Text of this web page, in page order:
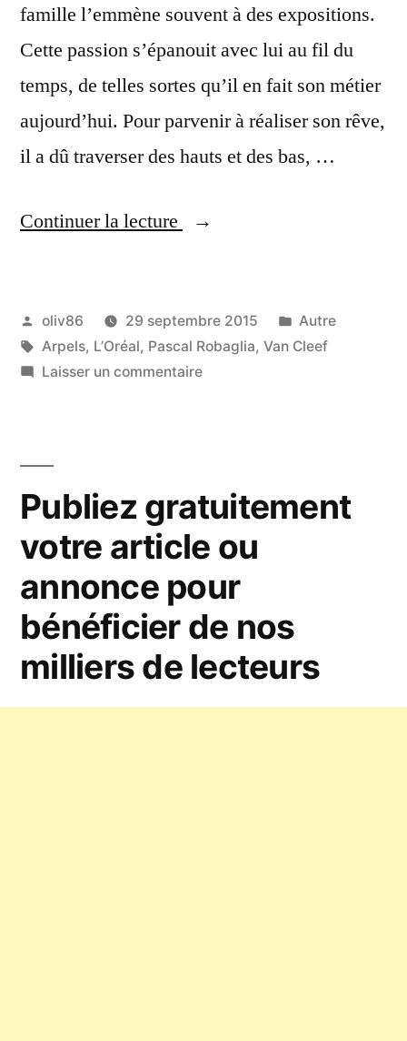
famille l’emmène souvent à des expositions.
Cette passion s’épanouit avec lui au fil du
temps, de telles sortes qu’il en fait son métier
aujourd’hui. Pour parvenir à réaliser son rêve,
il a dû traverser des hauts et des bas, …
Continuer la lecture
« Pascal
un
galeriste
d’art »
Publié
par
oliv86 29 septembre 2015
Publié
dans
Autre
Étiquettes :
Arpels, L’Oréal, Pascal Robaglia, Van Cleef
Laisser un commentairesur
galeriste
hors
pair
d’art
Publiez gratuitement
votre article ou
annonce pour
bénéficier de nos
milliers de lecteurs